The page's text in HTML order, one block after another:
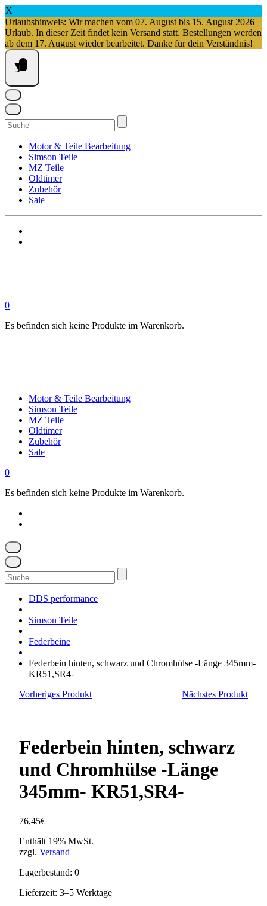
X
Urlaubshinweis: Wir machen vom 07. August bis 15. August 2026
Urlaub. In dieser Zeit findet kein Versand statt. Bestellungen werden
ab dem 17. August wieder bearbeitet. Danke für dein Verständnis!
Springe
zum
Inhalt
Suchen
nach:
Motor & Teile Bearbeitung
Simson Teile
MZ Teile
Oldtimer
Zubehör
Sale
0
Es befinden sich keine Produkte im Warenkorb.
Motor & Teile Bearbeitung
Simson Teile
MZ Teile
Oldtimer
Zubehör
Sale
0
Es befinden sich keine Produkte im Warenkorb.
Suchen
nach:
DDS performance
Simson Teile
Federbeine
Federbein hinten, schwarz und Chromhülse -Länge 345mm-
KR51,SR4-
Vorheriges Produkt
Nächstes Produkt
Federbein hinten, schwarz
und Chromhülse -Länge
345mm- KR51,SR4-
76,45€
Enthält 19% MwSt.
zzgl. Versand
Lagerbestand: 0
Lieferzeit: 3–5 Werktage